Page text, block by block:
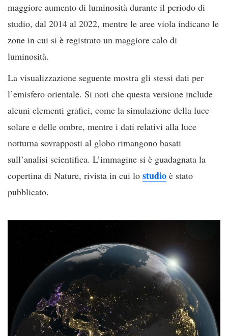
maggiore aumento di luminosità durante il periodo di
studio, dal 2014 al 2022, mentre le aree viola indicano le
zone in cui si è registrato un maggiore calo di
luminosità.
La visualizzazione seguente mostra gli stessi dati per
l’emisfero orientale. Si noti che questa versione include
alcuni elementi grafici, come la simulazione della luce
solare e delle ombre, mentre i dati relativi alla luce
notturna sovrapposti al globo rimangono basati
sull’analisi scientifica. L’immagine si è guadagnata la
copertina di Nature, rivista in cui lo studio è stato
pubblicato.